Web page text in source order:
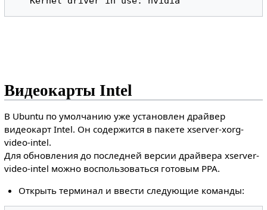
Видеокарты Intel
В Ubuntu по умолчанию уже установлен драйвер
видеокарт Intel. Он содержится в пакете xserver-xorg-
video-intel.
Для обновления до последней версии драйвера xserver-
video-intel можно воспользоваться готовым PPA.
Открыть терминал и ввести следующие команды: